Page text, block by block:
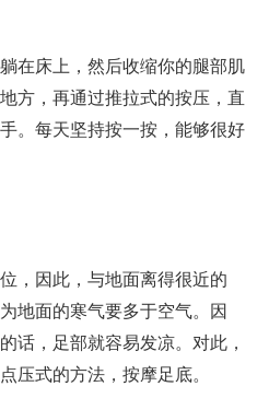
在床上，然后收缩你的腿部肌
方，再通过推拉式的按压，直
。每天坚持按一按，能够很好
，因此，与地面离得很近的
地面的寒气要多于空气。因
话，足部就容易发凉。对此，
压式的方法，按摩足底。